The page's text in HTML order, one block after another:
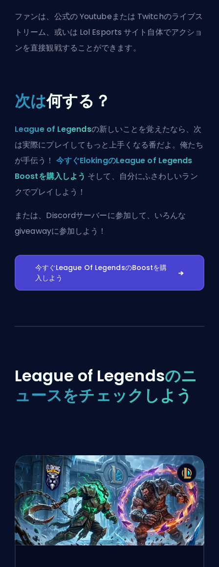
ファンは、公式のYoutubeまたは Twitchのライブス
トリーム、或いは Lol Esports サイト自体でアクショ
ンを直接観戦することができます。
次は何する？
League of Legendsの新しいことを覚えたなら、次
は実際にプレイしてもっと上手くなる番だよ。俺たち
が手伝う！ 今すぐElokingのLeague of Legends
Boostを購入しよう そして、自分にふさわしいラン
クでプレイしよう！
または、 Discordサーバーに参加して、いろんな
giveawayに参加しよう！
今すぐLeague Of LegendsのBoostを購
入しよう
League of Legendsのニ
ュースをチェックしよう